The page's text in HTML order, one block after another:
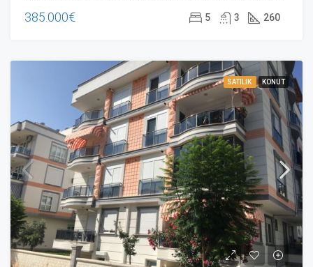
385.000€ 5 3 260
SATILIK KONUT